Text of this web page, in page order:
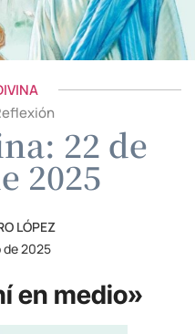
22 de
2025
LÓPEZ
de 2025
en medio»